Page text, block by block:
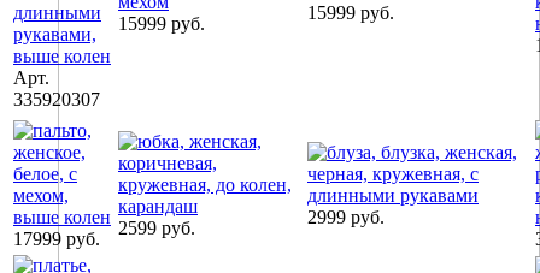
Арт.
335920307
15999 руб.
15999 руб.
17999 руб.
2599 руб.
2999 руб.